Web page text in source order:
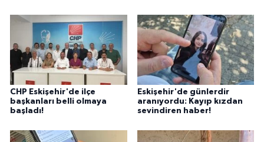
CHP Eskişehir'de ilçe
başkanları belli olmaya
başladı!
Eskişehir'de günlerdir
aranıyordu: Kayıp kızdan
sevindiren haber!